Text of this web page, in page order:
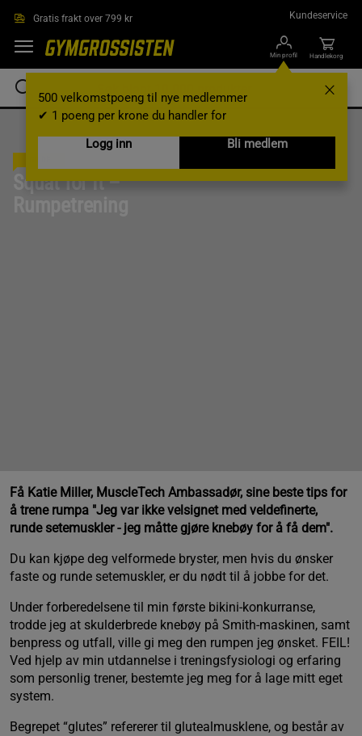
Gratis frakt over 799 kr Kundeservice
Min profil
500 velkomstpoeng til nye medlemmer
✔ 1 poeng per krone du handler for
Logg inn
Bli medlem
Handlekorg
Squat for It –
Få Katie Miller, MuscleTech Ambassadør, sine beste tips for
å trene rumpa "Jeg var ikke velsignet med veldefinerte,
runde setemuskler - jeg måtte gjøre knebøy for å få dem".
Du kan kjøpe deg velformede bryster, men hvis du ønsker
faste og runde setemuskler, er du nødt til å jobbe for det.
Under forberedelsene til min første bikini-konkurranse,
trodde jeg at skulderbrede knebøy på Smith-maskinen, samt
benpress og utfall, ville gi meg den rumpen jeg ønsket. FEIL!
Ved hjelp av min utdannelse i treningsfysiologi og erfaring
som personlig trener, bestemte jeg meg for å lage mitt eget
system.
Begrepet “glutes” refererer til glutealmusklene, og består av